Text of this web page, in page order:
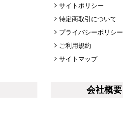
サイトポリシー
特定商取引について
プライバシーポリシー
ご利用規約
サイトマップ
会社概要